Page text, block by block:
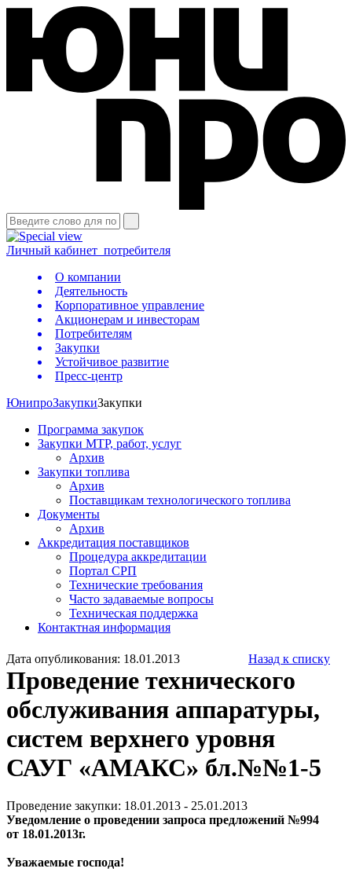
Личный кабинет потребителя
О компании
Деятельность
Корпоративное управление
Акционерам и инвесторам
Потребителям
Закупки
Устойчивое развитие
Пресс-центр
ЮнипроЗакупкиЗакупки
Программа закупок
Закупки МТР, работ, услуг
Архив
Закупки топлива
Архив
Поставщикам технологического топлива
Документы
Архив
Аккредитация поставщиков
Процедура аккредитации
Портал СРП
Технические требования
Часто задаваемые вопросы
Техническая поддержка
Контактная информация
Дата опубликования: 18.01.2013 Назад к списку
Проведение технического
обслуживания аппаратуры,
систем верхнего уровня
САУГ «АМАКС» бл.№№1-5
Проведение закупки: 18.01.2013 - 25.01.2013
Уведомление о проведении запроса предложений №994
от 18.01.2013г.
Уважаемые господа!